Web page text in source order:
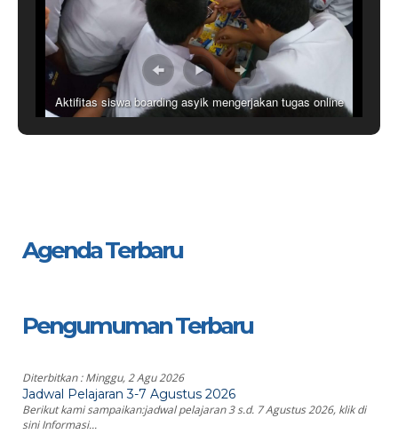
Aktifitas siswa boarding asyik mengerjakan tugas online
Agenda Terbaru
Pengumuman Terbaru
Diterbitkan :Minggu, 2 Agu 2026
Jadwal Pelajaran 3-7 Agustus 2026
Berikut kami sampaikan:jadwal pelajaran 3 s.d. 7 Agustus 2026, klik di
sini Informasi...